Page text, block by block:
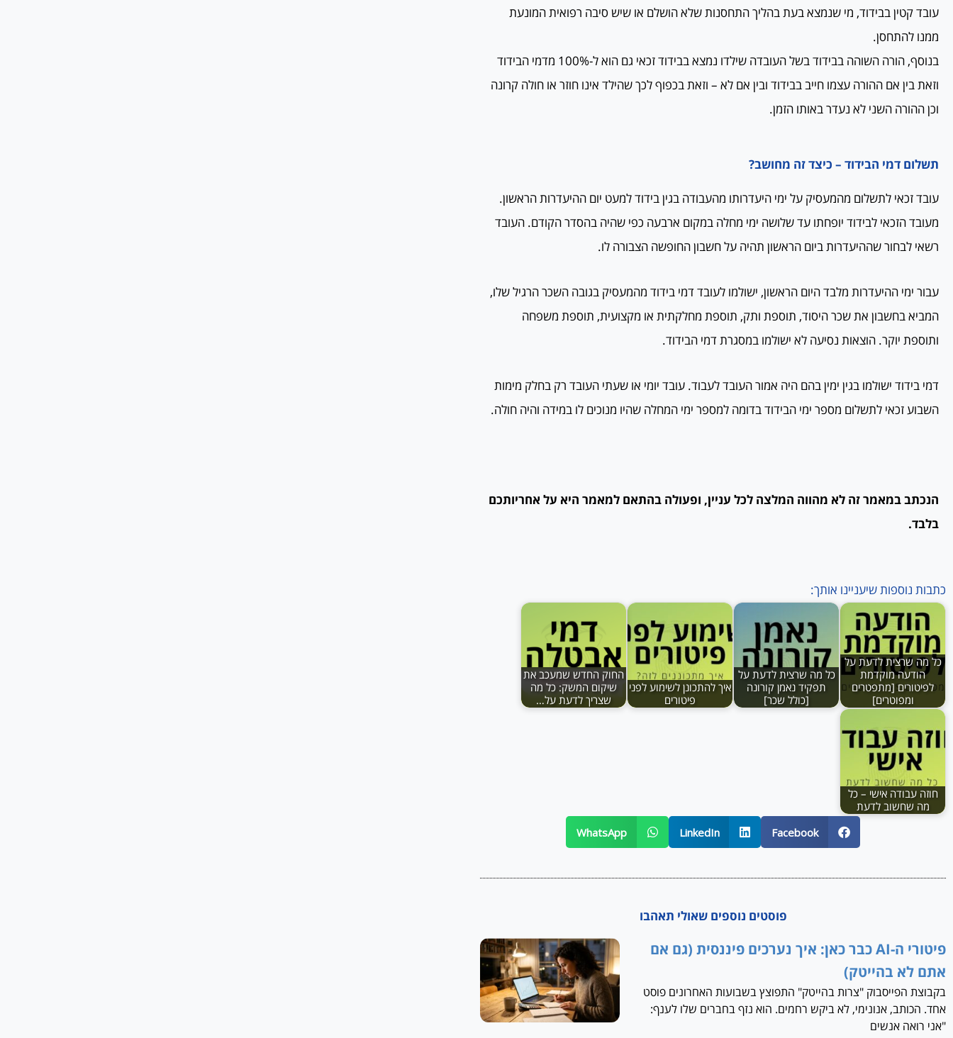
עובד קטין בבידוד, מי שנמצא בעת בהליך התחסנות שלא הושלם או שיש סיבה רפואית המונעת
ממנו להתחסן.
בנוסף, הורה השוהה בבידוד בשל העובדה שילדו נמצא בבידוד זכאי גם הוא ל-100% מדמי הבידוד
וזאת בין אם ההורה עצמו חייב בבידוד ובין אם לא – וזאת בכפוף לכך שהילד אינו חוזר או חולה קרונה
וכן ההורה השני לא נעדר באותו הזמן.
תשלום דמי הבידוד – כיצד זה מחושב?
עובד זכאי לתשלום מהמעסיק על ימי היעדרותו מהעבודה בגין בידוד למעט יום ההיעדרות הראשון.
מעובד הזכאי לבידוד יופחתו עד שלושה ימי מחלה במקום ארבעה כפי שהיה בהסדר הקודם. העובד
רשאי לבחור שההיעדרות ביום הראשון תהיה על חשבון החופשה הצבורה לו.
עבור ימי ההיעדרות מלבד היום הראשון, ישולמו לעובד דמי בידוד מהמעסיק בגובה השכר הרגיל שלו,
המביא בחשבון את שכר היסוד, תוספת ותק, תוספת מחלקתית או מקצועית, תוספת משפחה
ותוספת יוקר. הוצאות נסיעה לא ישולמו במסגרת דמי הבידוד.
דמי בידוד ישולמו בגין ימין בהם היה אמור העובד לעבוד. עובד יומי או שעתי העובד רק בחלק מימות
השבוע זכאי לתשלום מספר ימי הבידוד בדומה למספר ימי המחלה שהיו מנוכים לו במידה והיה חולה.
הנכתב במאמר זה לא מהווה המלצה לכל עניין, ופעולה בהתאם למאמר היא על אחריותכם
בלבד.
כתבות נוספות שיעניינו אותך:
כל מה שרצית לדעת על
הודעה מוקדמת
לפיטורים [מתפטרים
ומפוטרים]
כל מה שרצית לדעת על
תפקיד נאמן קורונה
[כולל שכר]
איך להתכונן לשימוע לפני
פיטורים
החוק החדש שמעכב את
שיקום המשק: כל מה
שצריך לדעת על…
חוזה עבודה אישי – כל
מה שחשוב לדעת
Facebook
LinkedIn
WhatsApp
פוסטים נוספים שאולי תאהבו
פיטורי ה-AI כבר כאן: איך נערכים פיננסית (גם אם
אתם לא בהייטק)
בקבוצת הפייסבוק "צרות בהייטק" התפוצץ בשבועות האחרונים פוסט
אחד. הכותב, אנונימי, לא ביקש רחמים. הוא נזף בחברים שלו לענף:
"אני רואה אנשים